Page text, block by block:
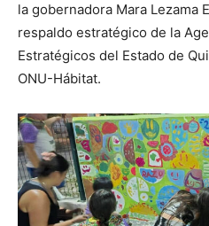
la gobernadora Mara Lezama
respaldo estratégico de la
Estratégicos del Estado de
ONU-Hábitat.